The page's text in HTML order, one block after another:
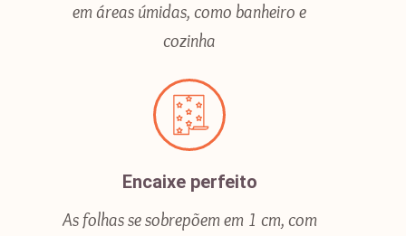
em áreas úmidas, como banheiro e
cozinha
Encaixe perfeito
As folhas se sobrepõem em 1 cm, com